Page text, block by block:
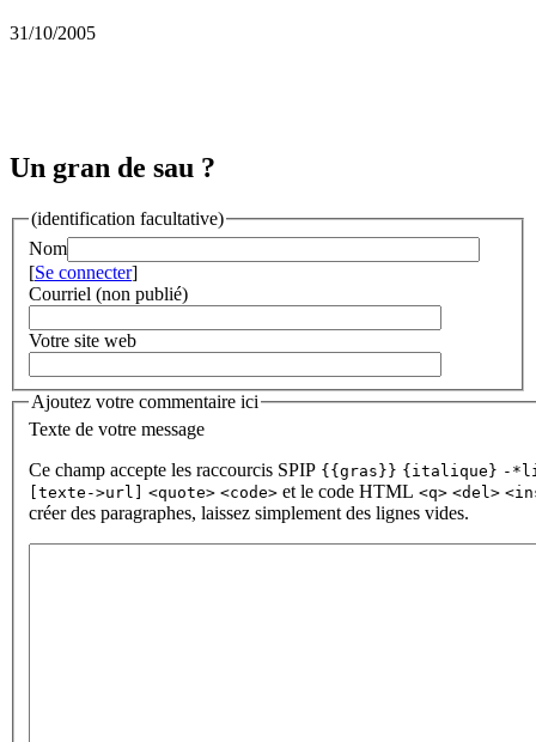
31/10/2005
Un gran de sau ?
(identification facultative)
Nom
[Se connecter]
Courriel (non publié)
Votre site web
Ajoutez votre commentaire ici
Texte de votre message
Ce champ accepte les raccourcis SPIP {{gras}} {italique} -
[texte->url]
<quote> <code> et le code HTML <q> <del>
créer des paragraphes, laissez simplement des lignes vides.